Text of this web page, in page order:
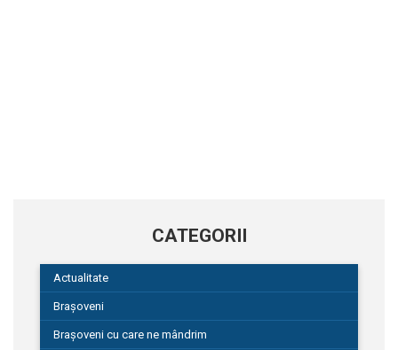
CATEGORII
Actualitate
Brașoveni
Brașoveni cu care ne mândrim